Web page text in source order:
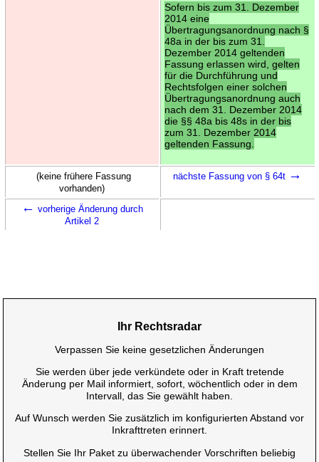
Sofern bis zum 31. Dezember
2014 eine
Übertragungsanordnung nach §
48a in der bis zum 31.
Dezember 2014 geltenden
Fassung erlassen wird, gelten
für die Durchführung und
Rechtsfolgen einer solchen
Übertragungsanordnung auch
nach dem 31. Dezember 2014
die §§ 48a bis 48s in der bis
zum 31. Dezember 2014
geltenden Fassung.
(keine frühere Fassung
vorhanden)
nächste Fassung von § 64t →
← vorherige Änderung durch
Artikel 2
Ihr Rechtsradar
Verpassen Sie keine gesetzlichen Änderungen
Sie werden über jede verkündete oder in Kraft tretende
Änderung per Mail informiert, sofort, wöchentlich oder in dem
Intervall, das Sie gewählt haben.
Auf Wunsch werden Sie zusätzlich im konfigurierten Abstand vor
Inkrafttreten erinnert.
Stellen Sie Ihr Paket zu überwachender Vorschriften beliebig